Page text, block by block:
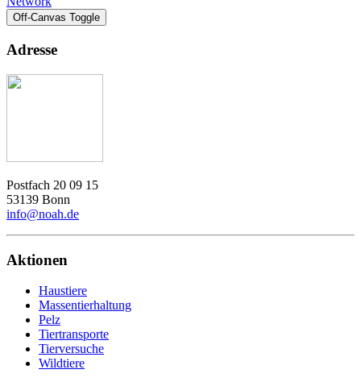
Off-Canvas Toggle
Adresse
Postfach 20 09 15
53139 Bonn
info@noah.de
Aktionen
Haustiere
Massentierhaltung
Pelz
Tiertransporte
Tierversuche
Wildtiere